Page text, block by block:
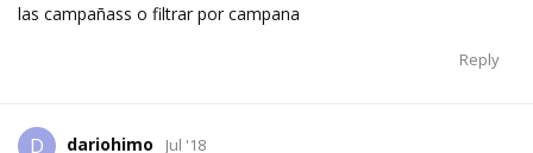
las campañass o filtrar por campana
Reply
D dariohimo Jul '18